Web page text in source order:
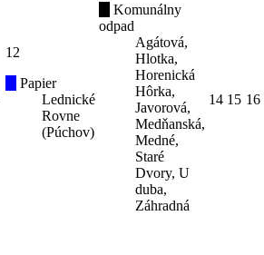
12
Papier
Lednické
Rovne
(Púchov)
Komunálny
odpad
Agátová,
Hlotka,
Horenická
Hôrka,
Javorová,
Medňanská,
Medné,
Staré
Dvory, U
duba,
Záhradná
14 15 16